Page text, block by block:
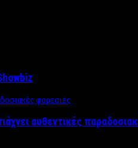
αυθεντικές